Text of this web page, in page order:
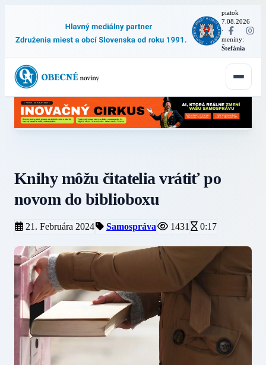
piatok
7.08.2026
·
meniny:
Štefánia
Knihy môžu čitatelia vrátiť po
novom do biblioboxu
21. Februára 2024 Samospráva 1431 0:17